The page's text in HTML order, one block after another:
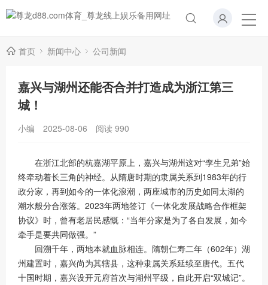
首页 新闻中心 公司新闻
嘉兴与湖州还能否合并打造成为浙江第三
城！
小编 2025-08-06 阅读 990
在浙江北部的杭嘉湖平原上，嘉兴与湖州这对“孪生兄弟”始
终牵动着长三角的神经。从隋唐时期的隶属关系到1983年的行
政分家，再到如今的一体化浪潮，两座城市的历史如同太湖的
潮水般分合涨落。2023年两地签订《一体化发展战略合作框架
协议》时，曾有老居民感慨：“当年分家是为了各自发展，如今
牵手是要共同做强。”
回溯千年，两地本就血脉相连。隋朝仁寿二年（602年）湖
州建置时，嘉兴尚为其辖县，这种隶属关系延续至唐代。五代
十国时期，嘉兴设开元府首次与湖州平级，自此开启“双城记”。